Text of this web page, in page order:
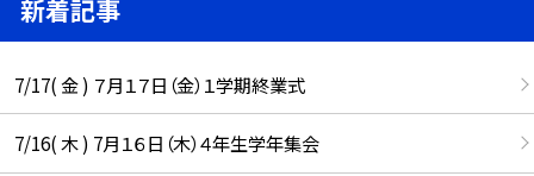
新着記事
7/17( 金 ) ７月１７日（金）１学期終業式
7/16( 木 ) 7月１６日（木）４年生学年集会